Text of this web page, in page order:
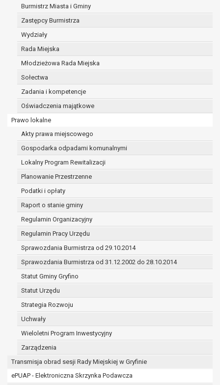
Burmistrz Miasta i Gminy
Zastępcy Burmistrza
Wydziały
Rada Miejska
Młodzieżowa Rada Miejska
Sołectwa
Zadania i kompetencje
Oświadczenia majątkowe
Prawo lokalne
Akty prawa miejscowego
Gospodarka odpadami komunalnymi
Lokalny Program Rewitalizacji
Planowanie Przestrzenne
Podatki i opłaty
Raport o stanie gminy
Regulamin Organizacyjny
Regulamin Pracy Urzędu
Sprawozdania Burmistrza od 29.10.2014
Sprawozdania Burmistrza od 31.12.2002 do 28.10.2014
Statut Gminy Gryfino
Statut Urzędu
Strategia Rozwoju
Uchwały
Wieloletni Program Inwestycyjny
Zarządzenia
Transmisja obrad sesji Rady Miejskiej w Gryfinie
ePUAP - Elektroniczna Skrzynka Podawcza
ul. 1 Maja 16
74 -100 Gryfino
telefon: 91 416 20 11
e-mail:burmistrz@gryfino.pl
Dane kontaktowe Inspektora Ochrony Danych:
telefon: 91 416 20 11
e-mail:
Pani/Pana dane osobowe przetwarzane są
zgodnie z obowiązującymi przepisami prawa w
celu:
marca 1990 r. o samorządzie gminnym
(Dz.U. z 2017r., poz. 1875 ze zm.) oraz z
szeregu ustaw kompetencyjnych
(merytorycznych), a także obowiązków i
nadrzędne wobec Gminy;
zawarcia i realizacji umów;
ochrony żywotnych interesów osoby, której
dane dotyczą, lub innej osoby fizycznej;
wykonania zadania realizowanego w
interesie publicznym lub w ramach
sprawowania władzy publicznej
powierzonej administratorowi;
w pozostałych przypadkach dane osobowe
przetwarzane są wyłącznie na podstawie
określonym w treści zgody.
W związku z przetwarzaniem danych w celu
wskazanym w pkt. 3, dane osobowe mogą być
udostępniane innym upoważnionym odbiorcom lub
kategoriom odbiorców danych osobowych.
Odbiorcami mogą być:
podmioty, które przetwarzają dane